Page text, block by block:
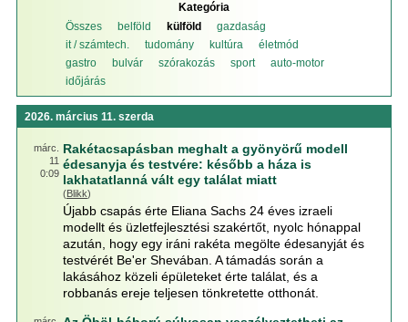
Kategória
Összes
belföld külföld
gazdaság
it / számtech.
tudomány kultúra
életmód
gastro
bulvár szórakozás sport
auto-motor
időjárás
2026. március 11. szerda
márc.
11
0:09
Rakétacsapásban meghalt a gyönyörű modell
édesanyja és testvére: később a háza is
lakhatatlanná vált egy találat miatt
(Blikk)
Újabb csapás érte Eliana Sachs 24 éves izraeli
modellt és üzletfejlesztési szakértőt, nyolc hónappal
azután, hogy egy iráni rakéta megölte édesanyját és
testvérét Be'er Shevában. A támadás során a
lakásához közeli épületeket érte találat, és a
robbanás ereje teljesen tönkretette otthonát.